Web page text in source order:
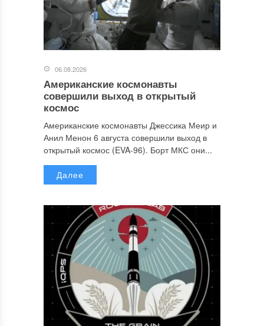
06.08.2026
Американские космонавты
совершили выход в открытый
космос
Американские космонавты Джессика Меир и
Анил Менон 6 августа совершили выход в
открытый космос (EVA-96). Борт МКС они...
Далее